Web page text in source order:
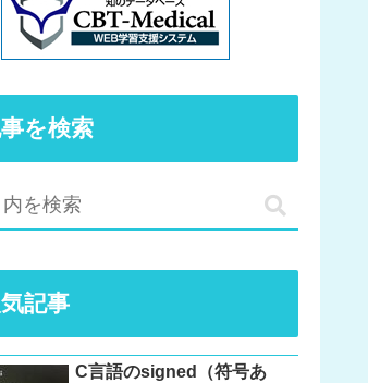
を検索
記事
C言語のsigned（符号あ